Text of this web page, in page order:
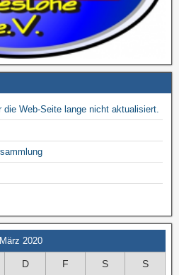
die Web-Seite lange nicht aktualisiert.
März 2020
D F S S